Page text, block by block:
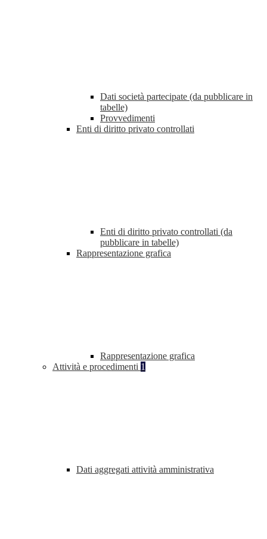
Dati società partecipate (da pubblicare in
tabelle)
Provvedimenti
Enti di diritto privato controllati
Enti di diritto privato controllati (da
pubblicare in tabelle)
Rappresentazione grafica
Rappresentazione grafica
Attività e procedimenti 1
Dati aggregati attività amministrativa